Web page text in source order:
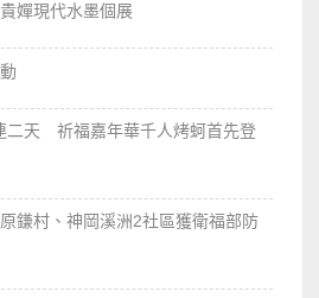
嬋現代水墨個展
二天 祈福嘉年華千人烤蚵首先登
鎌村、神岡溪洲2社區獲衛福部防